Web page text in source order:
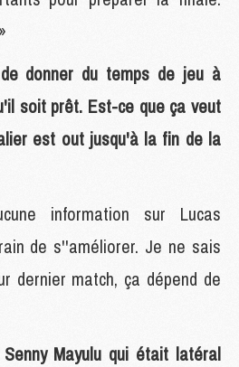
donner du temps de jeu à
soit prêt. Est-ce que ça veut
est out jusqu'à la fin de la
information sur Lucas
de s''améliorer. Je ne sais
dernier match, ça dépend de
Mayulu qui était latéral